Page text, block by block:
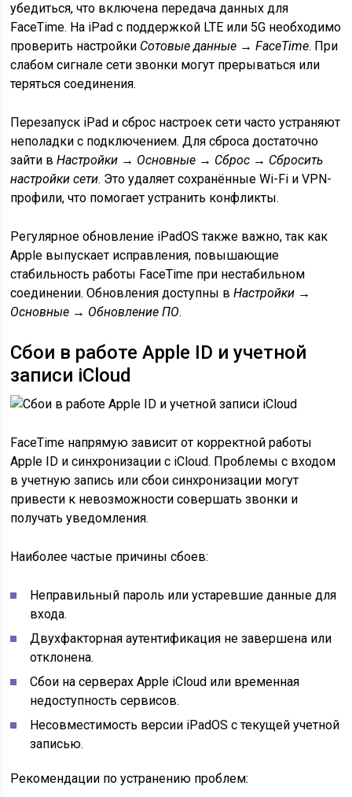
убедиться, что включена передача данных для
FaceTime. На iPad с поддержкой LTE или 5G необходимо
проверить настройки Сотовые данные → FaceTime. При
слабом сигнале сети звонки могут прерываться или
теряться соединения.
Перезапуск iPad и сброс настроек сети часто устраняют
неполадки с подключением. Для сброса достаточно
зайти вНастройки → Основные → Сброс → Сбросить
настройки сети. Это удаляет сохранённые Wi-Fi и VPN-
профили, что помогает устранить конфликты.
Регулярное обновление iPadOS также важно, так как
Apple выпускает исправления, повышающие
стабильность работы FaceTime при нестабильном
соединении. Обновления доступны вНастройки →
Основные → Обновление ПО.
Сбои в работе Apple ID и учетной
записи iCloud
FaceTime напрямую зависит от корректной работы
Apple ID и синхронизации с iCloud. Проблемы с входом
в учетную запись или сбои синхронизации могут
привести к невозможности совершать звонки и
получать уведомления.
Наиболее частые причины сбоев:
Неправильный пароль или устаревшие данные для
входа.
Двухфакторная аутентификация не завершена или
отклонена.
Сбои на серверах Apple iCloud или временная
недоступность сервисов.
Несовместимость версии iPadOS с текущей учетной
записью.
Рекомендации по устранению проблем: